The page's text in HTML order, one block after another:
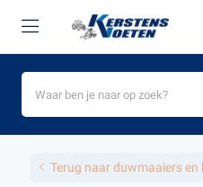
Terug naar duwmaaiers en